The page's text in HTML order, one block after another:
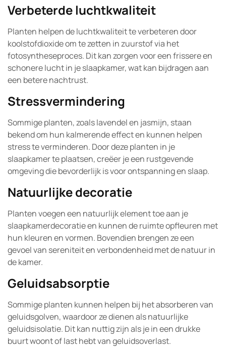
Verbeterde luchtkwaliteit
Planten helpen de luchtkwaliteit te verbeteren door
koolstofdioxide om te zetten in zuurstof via het
fotosyntheseproces. Dit kan zorgen voor een frissere en
schonere lucht in je slaapkamer, wat kan bijdragen aan
een betere nachtrust.
Stressvermindering
Sommige planten, zoals lavendel en jasmijn, staan
bekend om hun kalmerende effect en kunnen helpen
stress te verminderen. Door deze planten in je
slaapkamer te plaatsen, creëer je een rustgevende
omgeving die bevorderlijk is voor ontspanning en slaap.
Natuurlijke decoratie
Planten voegen een natuurlijk element toe aan je
slaapkamerdecoratie en kunnen de ruimte opfleuren met
hun kleuren en vormen. Bovendien brengen ze een
gevoel van sereniteit en verbondenheid met de natuur in
de kamer.
Geluidsabsorptie
Sommige planten kunnen helpen bij het absorberen van
geluidsgolven, waardoor ze dienen als natuurlijke
geluidsisolatie. Dit kan nuttig zijn als je in een drukke
buurt woont of last hebt van geluidsoverlast.